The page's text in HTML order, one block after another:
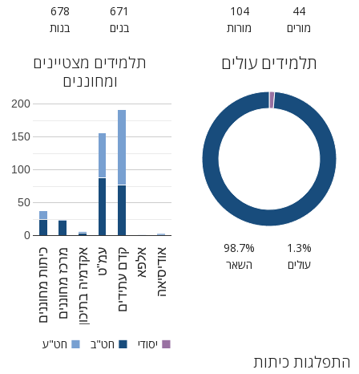
44
מורים
104
מורות
671
בנים
678
בנות
תלמידים עולים
1.3%
עולים
98.7%
השאר
תלמידים מצטיינים
ומחוננים
כיתות מחונניםמרכז מחונניםאקדמיה בתיכון עמ"ט קדם עתידים אלפא אודיסיאה
0
50
100
150
200
■ יסודי ■ חט"ב ■ חט"ע
התפלגות כיתות